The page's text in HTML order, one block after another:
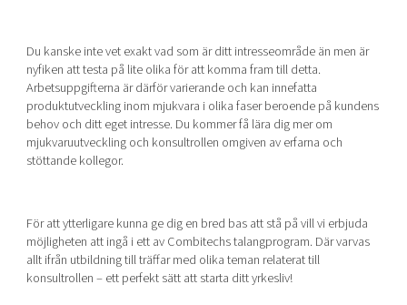
Du kanske inte vet exakt vad som är ditt intresseområde än men är
nyfiken att testa på lite olika för att komma fram till detta.
Arbetsuppgifterna är därför varierande och kan innefatta
produktutveckling inom mjukvara i olika faser beroende på kundens
behov och ditt eget intresse. Du kommer få lära dig mer om
mjukvaruutveckling och konsultrollen omgiven av erfarna och
stöttande kollegor.
För att ytterligare kunna ge dig en bred bas att stå på vill vi erbjuda
möjligheten att ingå i ett av Combitechs talangprogram. Där varvas
allt ifrån utbildning till träffar med olika teman relaterat till
konsultrollen – ett perfekt sätt att starta ditt yrkesliv!